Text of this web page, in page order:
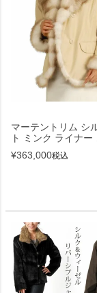
マーテントリム シ
ト ミンク ライナー
¥363,000税込